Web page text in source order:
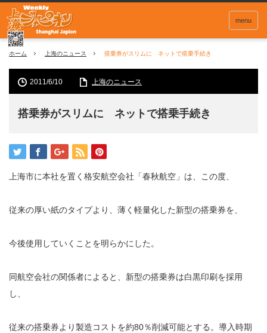
menu
ホーム 上海のニュース 搭乗券がスリムに ネットで搭乗手続き
2011/6/10 上海のニュース
搭乗券がスリムに ネットで搭乗手続き
上海市に本社を置く格安航空会社「春秋航空」は、この度、
従来の厚い紙のタイプより、薄く軽量化した新型の搭乗券を、
今後使用していくことを明らかにした。
同航空会社の関係者によると、新型の搭乗券は白黒印刷を採用
し、
従来の搭乗券より製造コストを約80％削減可能とする。導入時期